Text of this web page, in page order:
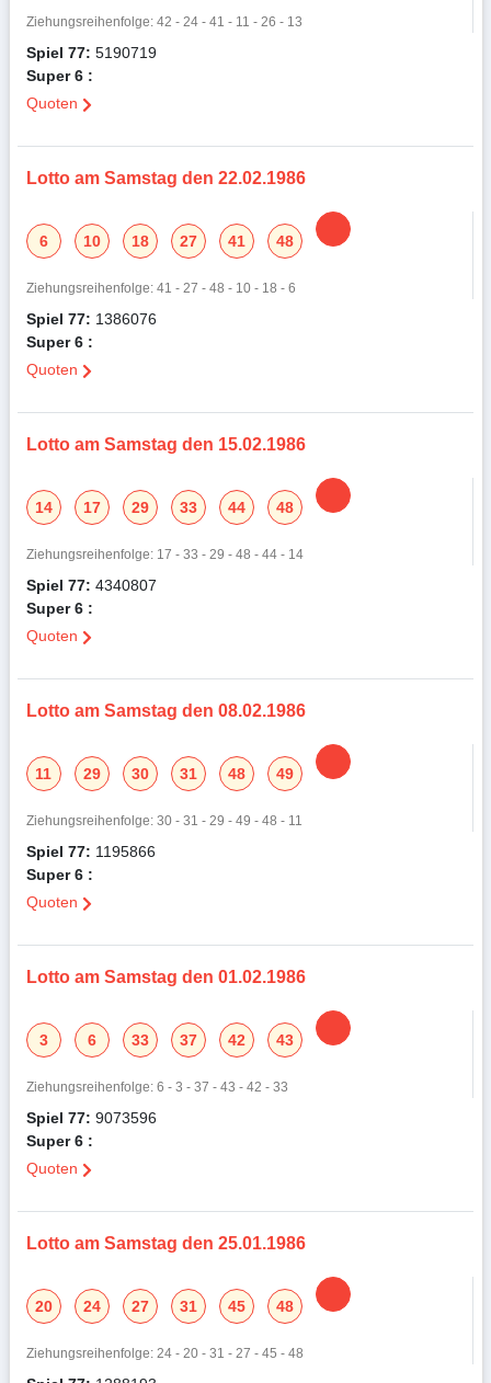
Ziehungsreihenfolge: 42 - 24 - 41 - 11 - 26 - 13
Spiel 77: 5190719
Super 6 :
Quoten
Lotto am Samstag den 22.02.1986
6 10 18 27 41 48
Ziehungsreihenfolge: 41 - 27 - 48 - 10 - 18 - 6
Spiel 77: 1386076
Super 6 :
Quoten
Lotto am Samstag den 15.02.1986
14 17 29 33 44 48
Ziehungsreihenfolge: 17 - 33 - 29 - 48 - 44 - 14
Spiel 77: 4340807
Super 6 :
Quoten
Lotto am Samstag den 08.02.1986
11 29 30 31 48 49
Ziehungsreihenfolge: 30 - 31 - 29 - 49 - 48 - 11
Spiel 77: 1195866
Super 6 :
Quoten
Lotto am Samstag den 01.02.1986
3 6 33 37 42 43
Ziehungsreihenfolge: 6 - 3 - 37 - 43 - 42 - 33
Spiel 77: 9073596
Super 6 :
Quoten
Lotto am Samstag den 25.01.1986
20 24 27 31 45 48
Ziehungsreihenfolge: 24 - 20 - 31 - 27 - 45 - 48